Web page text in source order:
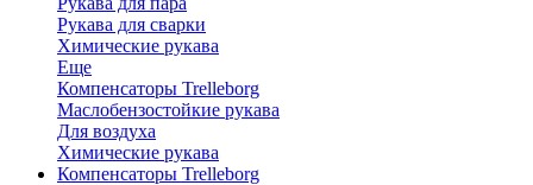
Рукава для сварки
Химические рукава
Еще
Компенсаторы Trelleborg
Маслобензостойкие рукава
Для воздуха
Химические рукава
Компенсаторы Trelleborg